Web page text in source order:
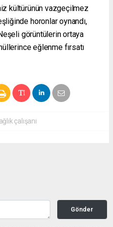
kültürünün vazgeçilmez
horonlar oynandı,
görüntülerin ortaya
eğlenme fırsatı
çalışanı
Gönder